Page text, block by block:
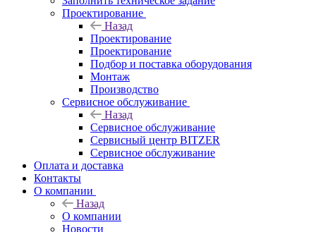
Проектирование
Назад
Проектирование
Проектирование
Подбор и поставка оборудования
Монтаж
Производство
Сервисное обслуживание
Назад
Сервисное обслуживание
Сервисный центр BITZER
Сервисное обслуживание
Оплата и доставка
Контакты
О компании
Назад
О компании
Новости